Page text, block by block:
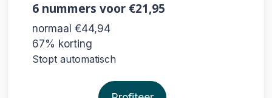
6 nummers voor €21,95
normaal €44,94
67% korting
Stopt automatisch